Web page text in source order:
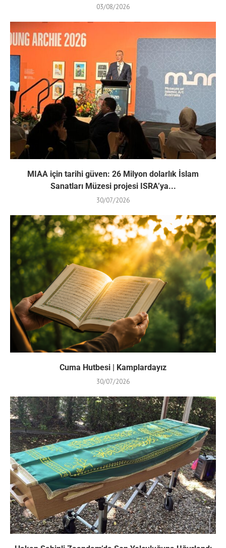
03/08/2026
MIAA için tarihi güven: 26 Milyon dolarlık İslam
Sanatları Müzesi projesi ISRA’ya...
30/07/2026
Cuma Hutbesi | Kamplardayız
30/07/2026